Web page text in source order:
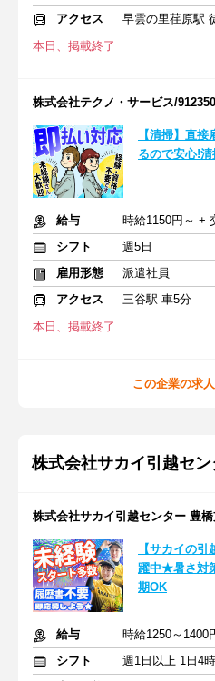
アクセス
早雲の里荏原駅
本日、掲載終了
株式会社テクノ・サービス/912350
【清掃】直
るので安心!
給与
時給1150円～ +
シフト
週5日
雇用形態
派遣社員
アクセス
三谷駅 車5分
本日、掲載終了
この企業の求
株式会社サカイ引越セ
株式会社サカイ引越センター 豊
【サカイの
躍中★暑さ対
期OK
給与
時給1250～1400
シフト